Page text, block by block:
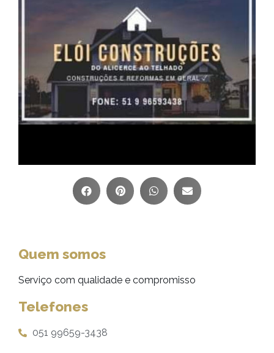
Quem somos
Serviço com qualidade e compromisso
Telefones
051 99659-3438